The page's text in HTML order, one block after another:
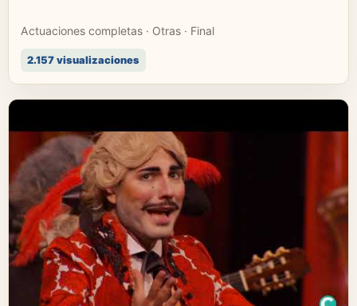
Actuaciones completas · Otras · Final
2.157 visualizaciones